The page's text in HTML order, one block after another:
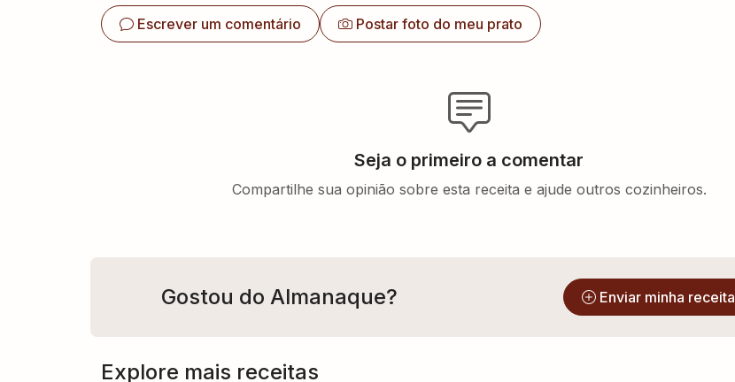
Escrever um comentário Postar foto do meu prato
Seja o primeiro a comentar
Compartilhe sua opinião sobre esta receita e ajude outros cozinheiros.
Gostou do Almanaque? Enviar minha receita
Explore mais receitas